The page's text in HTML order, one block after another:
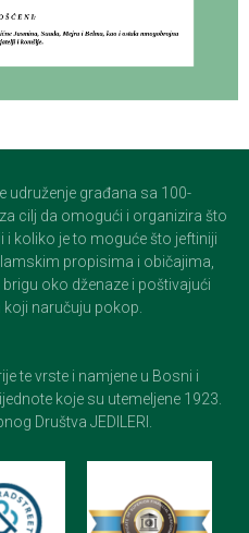
udruženje građana sa 100-
cilj da omogući i organizira što
i koliko je to moguće što jeftiniji
propisima i običajima,
oko dženaze i poštivajući
naručuju pokop.
te vrste i namjene u Bosni i
koje su utemeljene 1923.
Društva JEDILERI.